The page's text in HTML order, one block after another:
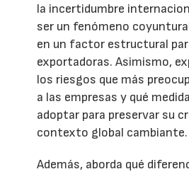
la incertidumbre
ser un fenómeno
en un factor estructural
exportadoras. Asimismo,
los riesgos que más
a las empresas y qué
adoptar para preservar su
contexto global cambiante.
Además, aborda qué